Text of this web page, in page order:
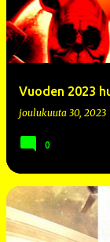
Vuoden 2023
joulukuuta 30, 2023
0